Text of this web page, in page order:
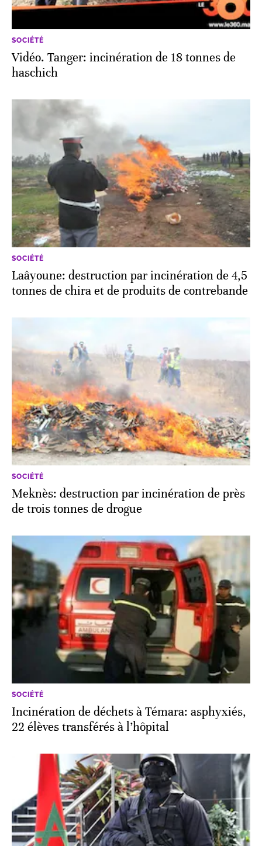
SOCIÉTÉ
Vidéo. Tanger: incinération de 18 tonnes de
haschich
SOCIÉTÉ
Laâyoune: destruction par incinération de 4,5
tonnes de chira et de produits de contrebande
SOCIÉTÉ
Meknès: destruction par incinération de près
de trois tonnes de drogue
SOCIÉTÉ
Incinération de déchets à Témara: asphyxiés,
22 élèves transférés à l’hôpital